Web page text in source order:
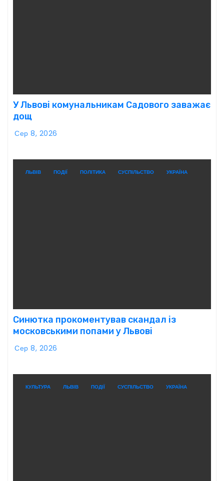
У Львові комунальникам Садового заважає
дощ
Сер 8, 2026
ЛЬВІВ ПОДІЇ ПОЛІТИКА СУСПІЛЬСТВО УКРАЇНА
Синютка прокоментував скандал із
московськими попами у Львові
Сер 8, 2026
КУЛЬТУРА ЛЬВІВ ПОДІЇ СУСПІЛЬСТВО УКРАЇНА